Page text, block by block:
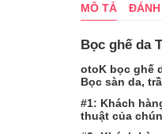
MÔ TẢ
Bọc ghế da
otoK bọc ghế
Bọc sàn da,
#1: Khách
thuật của